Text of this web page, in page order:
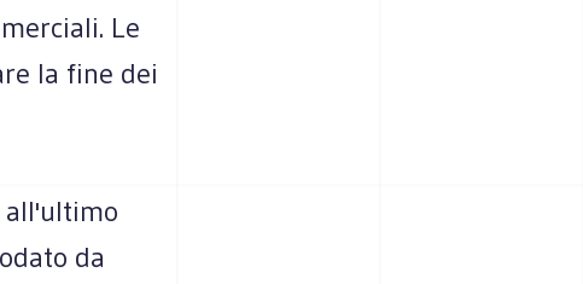
Le
la fine dei
all'ultimo
da